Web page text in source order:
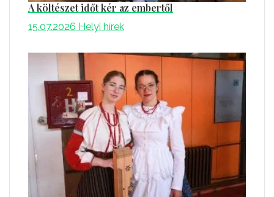
A költészet időt kér az embertől
15.07.2026 Helyi hírek